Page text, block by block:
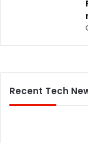
Recent Tech